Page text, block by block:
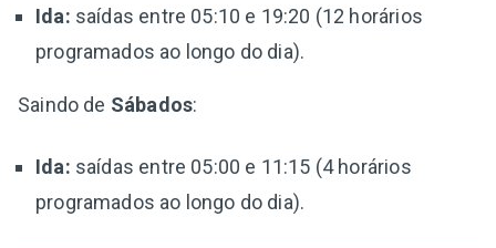
Ida: saídas entre 05:10 e 19:20 (12 horários
programados ao longo do dia).
Saindo de Sábados:
Ida: saídas entre 05:00 e 11:15 (4 horários
programados ao longo do dia).